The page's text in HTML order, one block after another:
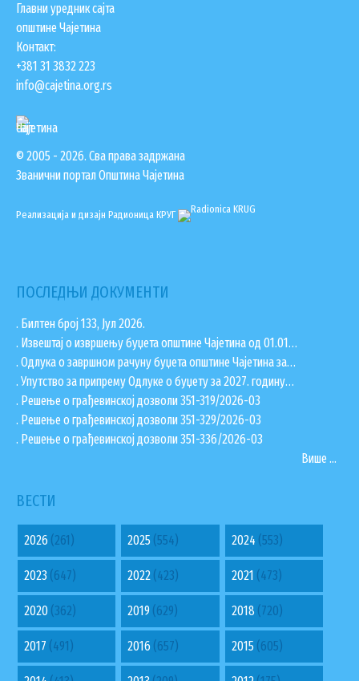
ВАЖНИ ТЕЛЕФОНИ
ПОСТАВИТЕ ПИТАЊЕ
SEARCH
FORM
Главни уредник сајта
општине Чајетина
Контакт:
+381 31 3832 223
info@cajetina.org.rs
© 2005 - 2026. Сва права задржана
Званични портал Општина Чајетина
Реализација и дизајн Радионица КРУГ
ПОСЛЕДЊИ ДОКУМЕНТИ
. Билтен број 133, Јул 2026.
. Извештај о извршењу буџета општине Чајетина од 01.01…
. Одлука о завршном рачуну буџета општине Чајетина за…
. Упутство за припрему Одлуке о буџету за 2027. годину…
. Решење о грађевинској дозволи 351-319/2026-03
. Решење о грађевинској дозволи 351-329/2026-03
. Решење о грађевинској дозволи 351-336/2026-03
Више ...
ВЕСТИ
2026 (261) 2025 (554) 2024 (553)
2023 (647) 2022 (423) 2021 (473)
2020 (362) 2019 (629) 2018 (720)
2017 (491) 2016 (657) 2015(605)